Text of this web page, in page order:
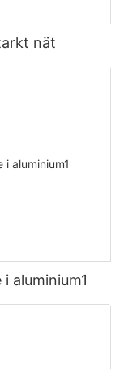
nät
aluminium1